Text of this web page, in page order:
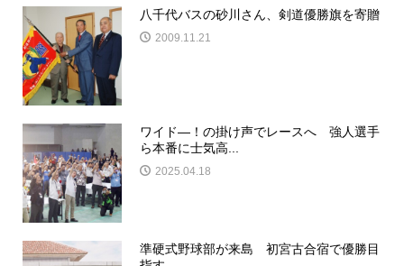
八千代バスの砂川さん、剣道優勝旗を寄贈
2009.11.21
ワイド―！の掛け声でレースへ 強人選手
ら本番に士気高...
2025.04.18
準硬式野球部が来島 初宮古合宿で優勝目